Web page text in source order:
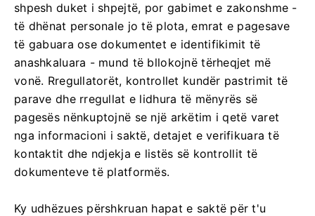
shpesh duket i shpejtë, por gabimet e zakonshme -
të dhënat personale jo të plota, emrat e pagesave
të gabuara ose dokumentet e identifikimit të
anashkaluara - mund të bllokojnë tërheqjet më
vonë. Rregullatorët, kontrollet kundër pastrimit të
parave dhe rregullat e lidhura të mënyrës së
pagesës nënkuptojnë se një arkëtim i qetë varet
nga informacioni i saktë, detajet e verifikuara të
kontaktit dhe ndjekja e listës së kontrollit të
dokumenteve të platformës.
Ky udhëzues përshkruan hapat e saktë për t'u